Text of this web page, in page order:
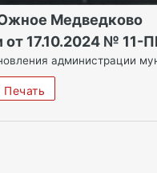
Медведково
от 17.10.2024 №
администрации
Печать